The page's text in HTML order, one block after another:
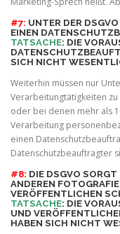
#7: UNTER DER
EINEN
TATSACHE: DIE
SICH NICHT
Weiterhin müssen nur
Verarbeitungtätigkeiten zu
oder bei denen mehr als
Verarbeitung
einen
Datenschutzbeauftragter
#8: DIE DSGVO SORGT
ANDEREN
VERÖFFENTLICHEN
TATSACHE: DIE
UND
HABEN SICH NICHT